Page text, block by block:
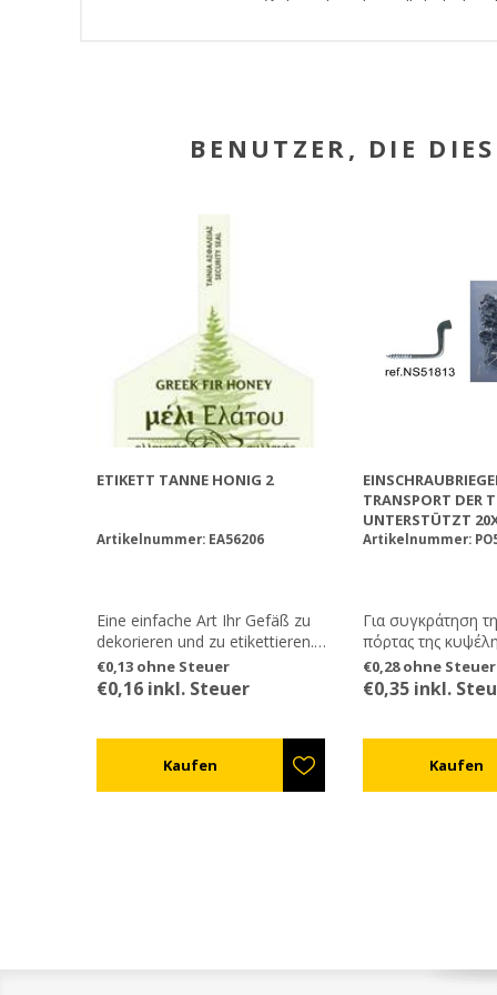
BENUTZER, DIE
ETIKETT TANNE HONIG 2
Artikelnummer: EA56206
Eine einfache Art Ihr Gefäß zu
dekorieren und zu etikettieren.
Es kann mit Ihren Kontaktdaten
draufgedruckt bestellt werden,
so wie auch der Kapazität und
€0,13 ohne Steuer
€0,16 inkl. Steuer
TRANSPORT DER
UNTERSTÜTZT
Artikelnummer:
Για συγκράτηση
πόρτας της
€0,28 ohne Steuer
€0,35 inkl.